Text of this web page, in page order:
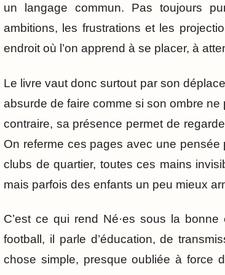
un langage commun. Pas toujours
ambitions, les frustrations et les
endroit où l’on apprend à se placer, à
Le livre vaut donc surtout par son
absurde de faire comme si son ombre ne
contraire, sa présence permet de
On referme ces pages avec une
clubs de quartier, toutes ces mains
mais parfois des enfants un peu mieux
C’est ce qui rend Né·es sous la
football, il parle d’éducation, de
chose simple, presque oubliée à force